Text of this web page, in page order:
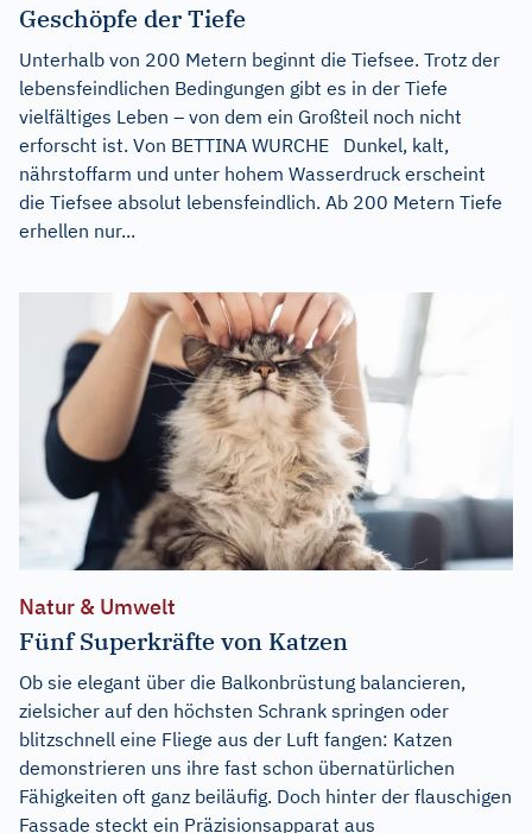
Geschöpfe der Tiefe
Unterhalb von 200 Metern beginnt die Tiefsee. Trotz der
lebensfeindlichen Bedingungen gibt es in der Tiefe
vielfältiges Leben – von dem ein Großteil noch nicht
erforscht ist. Von BETTINA WURCHE Dunkel, kalt,
nährstoffarm und unter hohem Wasserdruck erscheint
die Tiefsee absolut lebensfeindlich. Ab 200 Metern Tiefe
erhellen nur...
Natur & Umwelt
Fünf Superkräfte von Katzen
Ob sie elegant über die Balkonbrüstung balancieren,
zielsicher auf den höchsten Schrank springen oder
blitzschnell eine Fliege aus der Luft fangen: Katzen
demonstrieren uns ihre fast schon übernatürlichen
Fähigkeiten oft ganz beiläufig. Doch hinter der flauschigen
Fassade steckt ein Präzisionsapparat aus